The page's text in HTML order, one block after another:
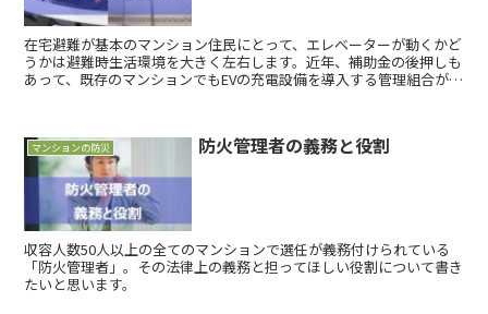
在宅避難が基本のマンション住民にとって、エレベーターが動くかど
うかは避難時生活環境を大きく左右します。近年、補助金の後押しも
あって、既存のマンションでもEVの充電設備を導入する管理組合が増
マンションの防災 防火管理者の義務と役割
収容人数50人以上の全てのマンションで選任が義務付けられている
「防火管理者」。その法律上の義務と担ってほしい役割について書き
たいと思います。